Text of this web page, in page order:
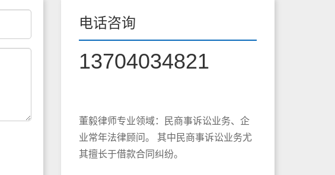
电话咨询
13704034821
董毅律师专业领域：民商事诉讼业务、企
业常年法律顾问。 其中民商事诉讼业务尤
其擅长于借款合同纠纷。